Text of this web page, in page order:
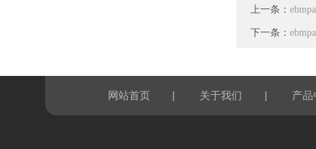
上一条：
下一条：
网站首页 | 关于我们 | 产品